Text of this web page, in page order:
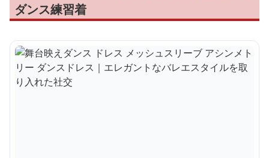
ダンス練習着